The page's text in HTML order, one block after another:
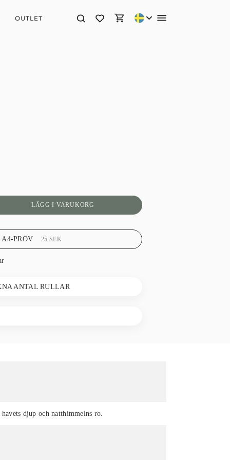
OUTLET
LÄGG I VARUKORG
ANTAL RULLAR
A4-PROV 25 SEK
djup och natthimmelns ro.